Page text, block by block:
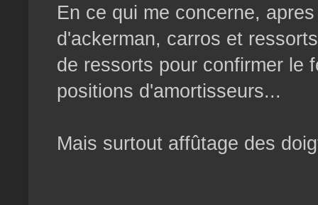
En ce qui me concerne,
d'ackerman, carros et
de ressorts pour confirmer le
positions d'amortisseurs...
Mais surtout affûtage des